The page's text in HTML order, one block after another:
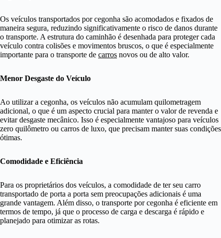
Os veículos transportados por cegonha são acomodados e fixados de
maneira segura, reduzindo significativamente o risco de danos durante
o transporte. A estrutura do caminhão é desenhada para proteger cada
veículo contra colisões e movimentos bruscos, o que é especialmente
importante para o transporte de carros novos ou de alto valor.
Menor Desgaste do Veículo
Ao utilizar a cegonha, os veículos não acumulam quilometragem
adicional, o que é um aspecto crucial para manter o valor de revenda e
evitar desgaste mecânico. Isso é especialmente vantajoso para veículos
zero quilômetro ou carros de luxo, que precisam manter suas condições
ótimas.
Comodidade e Eficiência
Para os proprietários dos veículos, a comodidade de ter seu carro
transportado de porta a porta sem preocupações adicionais é uma
grande vantagem. Além disso, o transporte por cegonha é eficiente em
termos de tempo, já que o processo de carga e descarga é rápido e
planejado para otimizar as rotas.